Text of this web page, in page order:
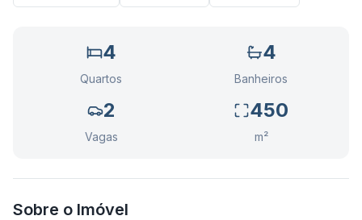
4
Quartos
4
Banheiros
2
Vagas
450
m²
Sobre o Imóvel